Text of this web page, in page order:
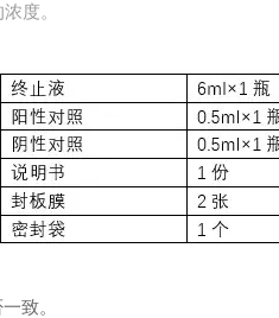
度。
致。